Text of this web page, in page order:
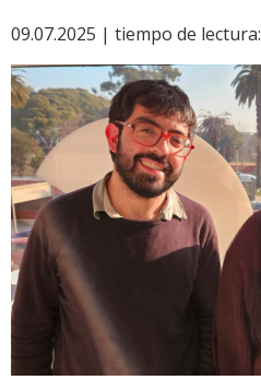
09.07.2025 | tiempo de lectura: